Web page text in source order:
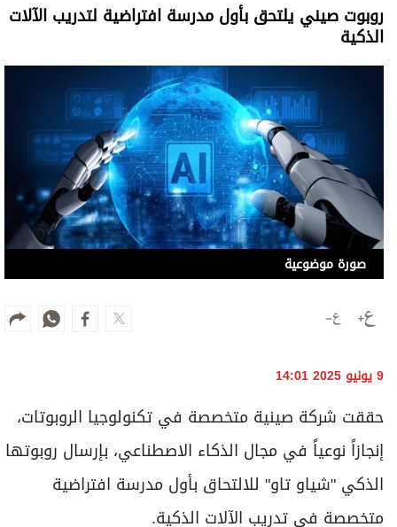
روبوت صيني يلتحق بأول مدرسة افتراضية لتدريب الآلات
الذكية
صورة موضوعية
9 يونيو 2025 14:01
حققت شركة صينية متخصصة في تكنولوجيا الروبوتات،
إنجازاً نوعياً في مجال الذكاء الاصطناعي، بإرسال روبوتها
الذكي "شياو تاو" للالتحاق بأول مدرسة افتراضية
متخصصة في تدريب الآلات الذكية.